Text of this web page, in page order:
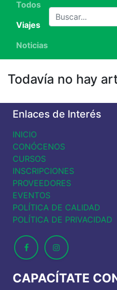
Todos
Viajes
Noticias
Todavía no hay
Enlaces de Interés
INICIO
CONÓCENOS
CURSOS
INSCRIPCIONES
PROVEEDORES
EVENTOS
POLÍTICA DE CALIDAD
POLÍTICA DE PRIVACIDAD
CAPACÍTATE